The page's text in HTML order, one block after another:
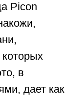
Picon
в
дает как